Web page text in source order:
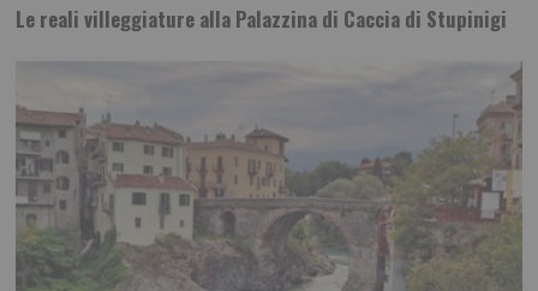
Le reali villeggiature alla Palazzina di Caccia di Stupinigi